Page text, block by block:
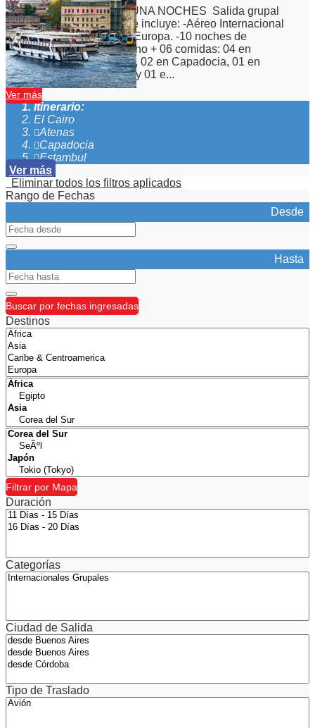
TURQUIA LAS MIL Y UNA NOCHES Salida grupal
acompañada El paquete incluye: -Aéreo Internacional
desde Córdoba con Air Europa. -10 noches de
alojamiento con desayuno + 06 comidas: 04 en
Estambul, 01 en Ankara, 02 en Capadocia, 01 en
Pamukkale, 01 en Izmir y 01 e...
Ver más
Itinerario:
El Cairo
Atenas
Capadocia
Estambul
Ver más
Eliminar todos los filtros aplicados
Rango de Fechas
Desde
Hasta
Buscar por fechas ingresadas
Destinos
Filtrar por Mapa
Duración
Categorías
Ciudad de Salida
Tipo de Traslado